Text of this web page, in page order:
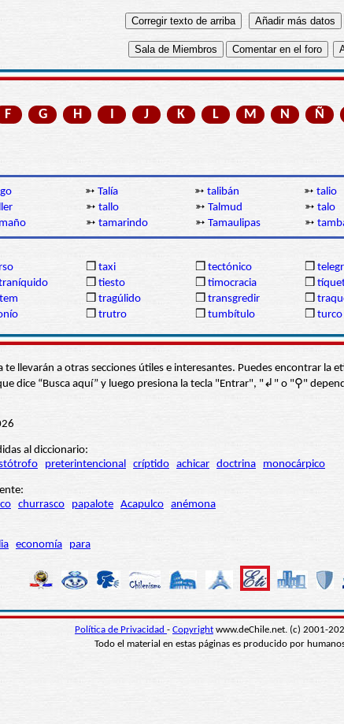
F G H J K L M N Ñ
➳ Talía ➳ talibán ➳ talio
➳ tallo ➳ Talmud ➳ talo
➳ tamarindo ➳ Tamaulipas ➳
❒ taxi ❒ tectónico ❒
❒ tiesto ❒ timocracia ❒
❒ tragúlido ❒ transgredir ❒
❒ trutro ❒ tumbítulo ❒ turco
llevarán a otras secciones útiles e interesantes. Puedes encontrar
dice “Busca aquí” y luego presiona la tecla "Entrar", "↲" o "⚲"
al diccionario:
preterintencional críptido achicar doctrina monocárpico
churrasco papalote Acapulco anémona
economía para
Política de Privacidad - Copyright www.deChile.net. (c) 2001-
Todo el material en estas páginas es producido por